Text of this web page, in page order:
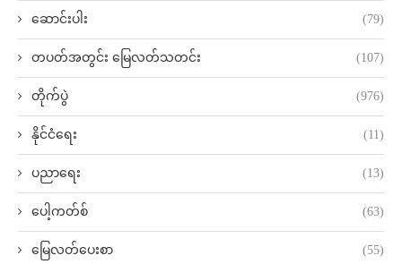
ဆောင်းပါး (79)
တပတ်အတွင်း မြေလတ်သတင်း (107)
တိုက်ပွဲ (976)
နိုင်ငံရေး (11)
ပညာရေး (13)
ပေါ့ကတ်စ် (63)
မြေလတ်ပေးစာ (55)